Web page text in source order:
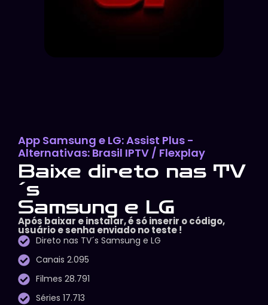
App Samsung e LG: Assist Plus -
Alternativas: Brasil IPTV / Flexplay
Baixe direto nas TV
´s
Samsung e LG
Após baixar e instalar, é só inserir o código,
usuário e senha enviado no teste !
Direto nas TV´s Samsung e LG
Canais 2.095
Filmes 28.791
Séries 17.713